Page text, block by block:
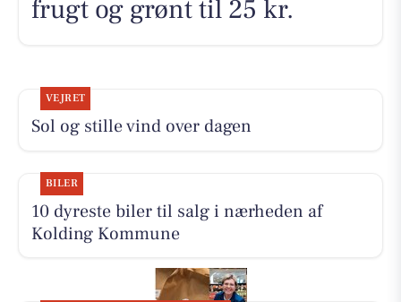
frugt og grønt til 25 kr.
VEJRET
Sol og stille vind over dagen
BILER
10 dyreste biler til salg i nærheden af
Kolding Kommune